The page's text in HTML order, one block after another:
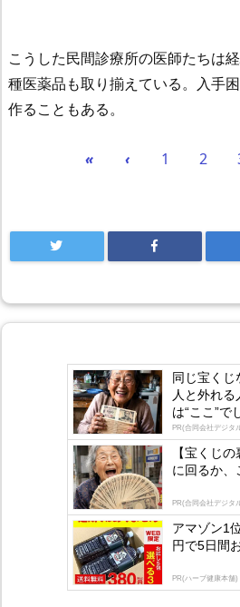
こうした民間診療所の医師たちは
種医薬品も取り揃えている。入手
作ることもある。
« ‹ 1 2
同じ宝くじ
人と外れ
は“ここ”で
PR(合同会社デジタ
【宝くじ
に回るか、
PR(合同会社デジタ
アマゾン1
円で5日間
PR(ハーブ健康本舗)